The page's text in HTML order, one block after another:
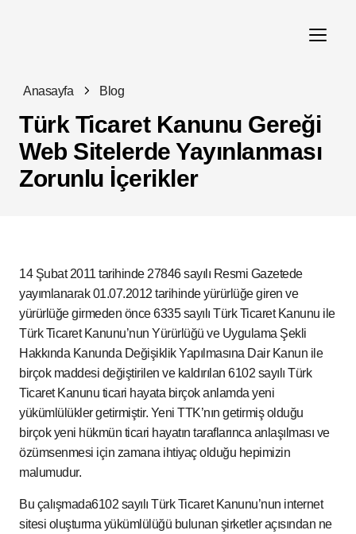
Anasayfa Blog
Türk Ticaret Kanunu Gereği
Web Sitelerde Yayınlanması
Zorunlu İçerikler
14 Şubat 2011 tarihinde 27846 sayılı Resmi Gazetede
yayımlanarak 01.07.2012 tarihinde yürürlüğe giren ve
yürürlüğe girmeden önce 6335 sayılı Türk Ticaret Kanunu ile
Türk Ticaret Kanunu’nun Yürürlüğü ve Uygulama Şekli
Hakkında Kanunda Değişiklik Yapılmasına Dair Kanun ile
birçok maddesi değiştirilen ve kaldırılan 6102 sayılı Türk
Ticaret Kanunu ticari hayata birçok anlamda yeni
yükümlülükler getirmiştir. Yeni TTK’nın getirmiş olduğu
birçok yeni hükmün ticari hayatın taraflarınca anlaşılması ve
özümsenmesi için zamana ihtiyaç olduğu hepimizin
malumudur.
Bu çalışmada6102 sayılı Türk Ticaret Kanunu’nun internet
sitesi oluşturma yükümlülüğü bulunan şirketler açısından ne